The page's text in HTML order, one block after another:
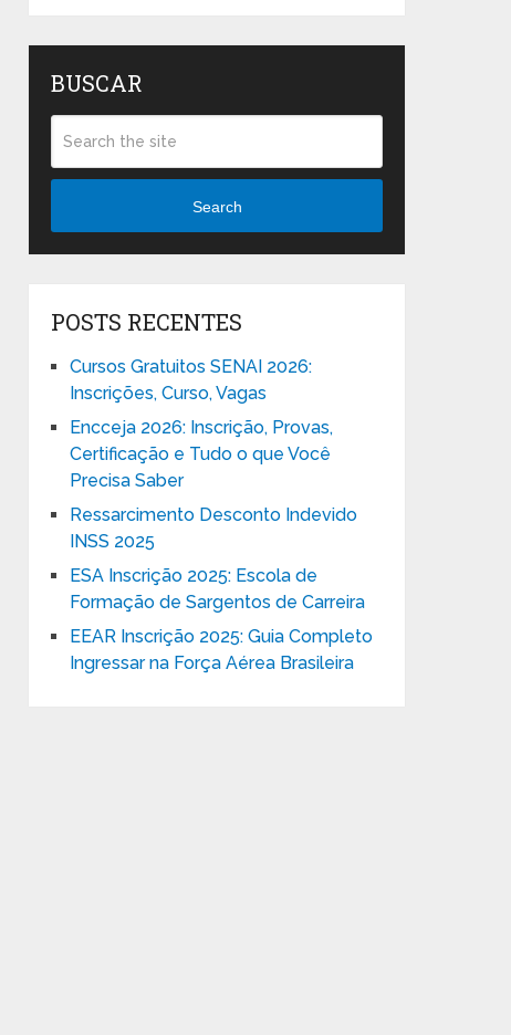
BUSCAR
Search
POSTS RECENTES
Cursos Gratuitos SENAI 2026:
Inscrições, Curso, Vagas
Encceja 2026: Inscrição, Provas,
Certificação e Tudo o que Você
Precisa Saber
Ressarcimento Desconto Indevido
INSS 2025
ESA Inscrição 2025: Escola de
Formação de Sargentos de Carreira
EEAR Inscrição 2025: Guia Completo
Ingressar na Força Aérea Brasileira